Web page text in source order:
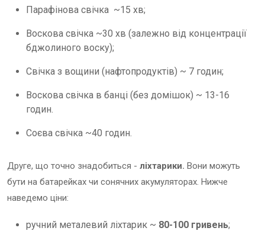
Парафінова свічка ~15 хв;
Воскова свічка ~30 хв (залежно від концентрації
бджолиного воску);
Свічка з вощини (нафтопродуктів) ~ 7 годин;
Воскова свічка в банці (без домішок) ~ 13-16
годин.
Соєва свічка ~40 годин.
Друге, що точно знадобиться - ліхтарики. Вони можуть
бути на батарейках чи сонячних акумуляторах. Нижче
наведемо ціни:
ручний металевий ліхтарик ~ 80-100 гривень;